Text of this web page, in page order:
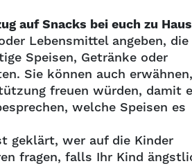
auf Snacks bei euch zu
Lebensmittel angeben, die
Speisen, Getränke oder
Sie können auch erwähnen,
freuen würden, damit
welche Speisen es
geklärt, wer auf die Kinder
fragen, falls Ihr Kind